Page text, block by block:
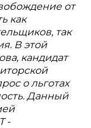
от
как
так
В этой
кандидат
о льготах
Данный
-